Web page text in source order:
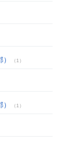
（1）
（1）